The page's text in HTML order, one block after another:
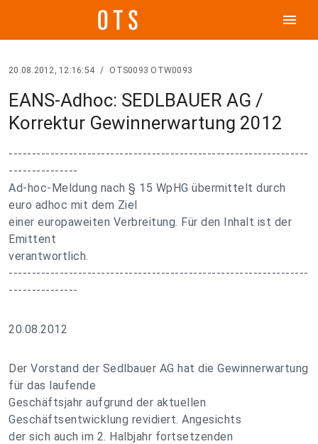
menu
20.08.2012, 12:16:54 / OTS0093 OTW0093
EANS-Adhoc: SEDLBAUER AG /
Korrektur Gewinnerwartung 2012
-----------------------------------------------------------------
---------------
Ad-hoc-Meldung nach § 15 WpHG übermittelt durch
euro adhoc mit dem Ziel
einer europaweiten Verbreitung. Für den Inhalt ist der
Emittent
verantwortlich.
-----------------------------------------------------------------
---------------
20.08.2012
Der Vorstand der Sedlbauer AG hat die Gewinnerwartung
für das laufende
Geschäftsjahr aufgrund der aktuellen
Geschäftsentwicklung revidiert. Angesichts
der sich auch im 2. Halbjahr fortsetzenden